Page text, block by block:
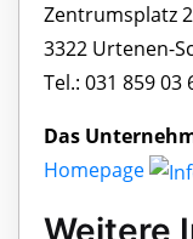
Zentrumsplatz 2
3322 Urtenen-
Tel.: 031 859 03
Das
Homepage
Weitere